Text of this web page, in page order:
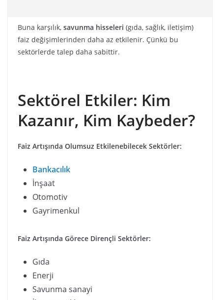
Buna karşılık, savunma hisseleri (gıda, sağlık, iletişim)
faiz değişimlerinden daha az etkilenir. Çünkü bu
sektörlerde talep daha sabittir.
Sektörel Etkiler: Kim
Kazanır, Kim Kaybeder?
Faiz Artışında Olumsuz Etkilenebilecek Sektörler:
Bankacılık
İnşaat
Otomotiv
Gayrimenkul
Faiz Artışında Görece Dirençli Sektörler:
Gıda
Enerji
Savunma sanayi